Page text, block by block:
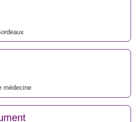
médecine